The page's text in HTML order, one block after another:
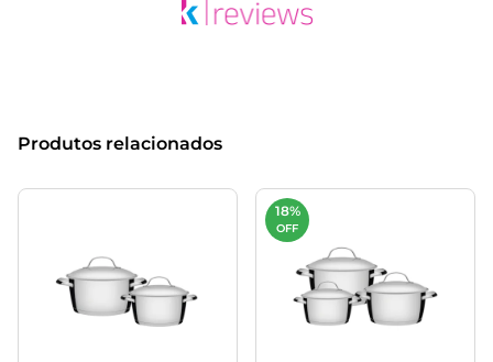
Produtos relacionados
18%
OFF